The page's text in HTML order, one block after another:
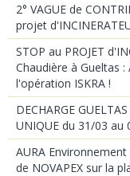
2° VAGUE de
projet
STOP au PROJET
Chaudière à Gueltas
l'opération ISKRA !
DECHARGE
UNIQUE du 31/03 au
AURA
de NOVAPEX sur la